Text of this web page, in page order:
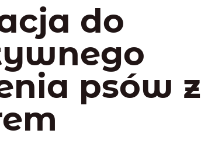
do
psów z